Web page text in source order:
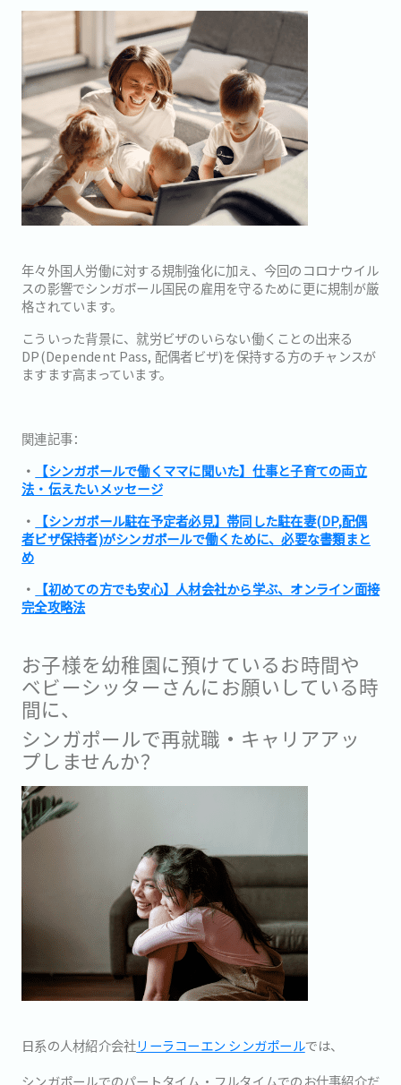
年々外国人労働に対する規制強化に加え、今回のコロナウイル
スの影響でシンガポール国民の雇用を守るために更に規制が厳
格されています。
こういった背景に、就労ビザのいらない働くことの出来る
DP(Dependent Pass, 配偶者ビザ)を保持する方のチャンスが
ますます高まっています。
関連記事：
・
【シンガポールで働くママに聞いた】仕事と子育ての両立
法・伝えたいメッセージ
・
【シンガポール駐在予定者必見】帯同した駐在妻(DP,配偶
者ビザ保持者)がシンガポールで働くために、必要な書類まと
め
・
【初めての方でも安心】人材会社から学ぶ、オンライン面接
完全攻略法
お子様を幼稚園に預けているお時間や
ベビーシッターさんにお願いしている時
間に、
シンガポールで再就職・キャリアアッ
プしませんか？
日系の人材紹介会社リーラコーエン シンガポールでは、
シンガポールでのパートタイム・フルタイムでのお仕事紹介だ